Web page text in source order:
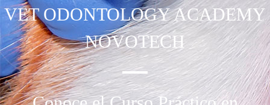
VET ODONTOLOGYACADEMY
NOVOTECH